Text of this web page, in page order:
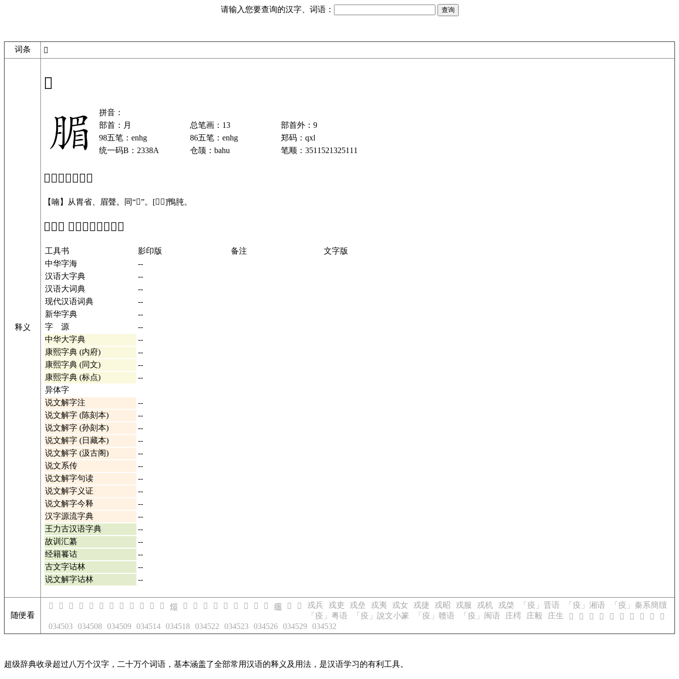
请输入您要查询的汉字、词语：
词条 𣎊
释义
𣎊
拼音：
部首：月
总笔画：13
部首外：9
98五笔：enhg
86五笔：enhg
郑码：qxl
统一码B：2338A
仓颉：bahu 笔顺：3511521325111
「𣎊」基本解释
【喃】从胃省、眉聲。同“𦟂”。[𣎊𩿰]鴨肫。
「𣎊」 在工具书中的解释
工具书 影印版 备注
文字版
中华字海
--
汉语大字典
--
汉语大词典
--
现代汉语词典
--
新华字典
--
字 源
--
中华大字典
--
康熙字典 (内府)
--
康熙字典 (同文)
--
康熙字典 (标点)
--
异体字
说文解字注
--
说文解字 (陈刻本)
--
说文解字 (孙刻本)
--
说文解字 (日藏本)
--
说文解字 (汲古阁)
--
说文系传
--
说文解字句读
--
说文解字义证
--
说文解字今释
--
汉字源流字典
--
王力古汉语字典
--
故训汇纂
--
经籍籑诂
--
古文字诂林
--
说文解字诂林
--
随便看
𤌷 𤌸 𤌹 𤌺 𤌻 𤌼 𤌿 𤍂 𤍃 𤍄 𤍅 𤍆 𤍈 𤍊 𤼆 𤼇 𤼈 𤼉 𤼊 𤼋 𤼌 𤼍 𤼎 𤼏 𤼐 戎兵 戎吏 戎垒 戎夷 戎女 戎捷 戎昭 戎服 戎机 戎棨 「疫」晋语 「疫」湘语
「疫」秦系簡牘
「疫」粤语
「疫」說文小篆 「疫」赣语 「疫」闽语 庄樗 庄毅 庄生 𣾒 𣾖 𣾗 𣾘 𣾙 𣾚 𣾛 𣾜 𣾝
𣾞
034503 034508 034509 034514 034518 034522 034523 034526 034529 034532
超级辞典收录超过八万个汉字，二十万个词语，基本涵盖了全部常用汉语的释义及用法，是汉语学习的有利工具。